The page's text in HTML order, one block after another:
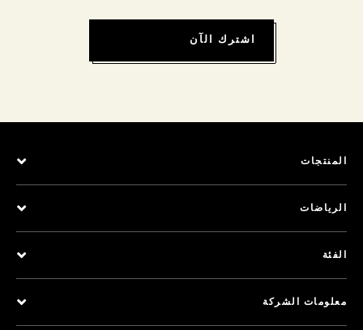
اشترك الآن
المنتجات
الرياضات
الفئة
معلومات الشركة